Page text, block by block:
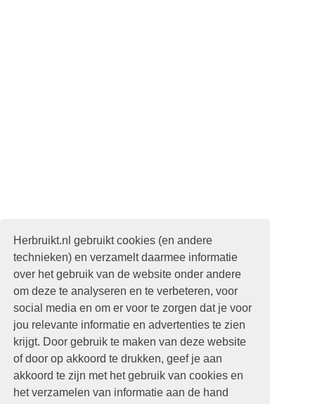
Herbruikt.nl gebruikt cookies (en andere
technieken) en verzamelt daarmee informatie
over het gebruik van de website onder andere
om deze te analyseren en te verbeteren, voor
social media en om er voor te zorgen dat je voor
jou relevante informatie en advertenties te zien
krijgt. Door gebruik te maken van deze website
of door op akkoord te drukken, geef je aan
akkoord te zijn met het gebruik van cookies en
het verzamelen van informatie aan de hand